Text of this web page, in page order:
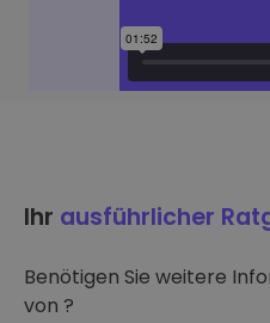
Ihr ausführlicher
Benötigen Sie weitere
von ?